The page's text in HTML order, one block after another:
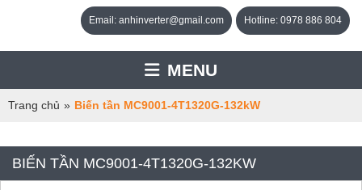
Email: anhinverter@gmail.com Hotline: 0978 886 804
MENU
Trang chủ » Biến tần MC9001-4T1320G-132kW
BIẾN TẦN MC9001-4T1320G-132KW